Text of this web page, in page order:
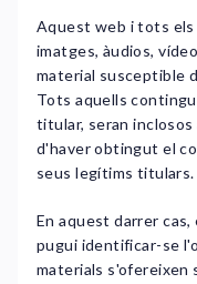
Aquest web i tots
imatges, àudios,
material susceptible
Tots aquells
titular, seran inclosos
d'haver obtingut el
seus legítims titulars.
En aquest darrer
pugui identificar-se
materials s'ofereixen